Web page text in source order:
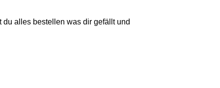
alles bestellen was dir gefällt und